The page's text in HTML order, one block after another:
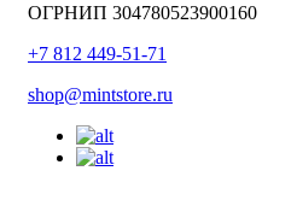
ОГРНИП 304780523900160
+7 812 449-51-71
shop@mintstore.ru